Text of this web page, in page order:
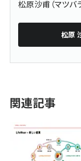
松原沙甫（マツバ
松原
関連記事